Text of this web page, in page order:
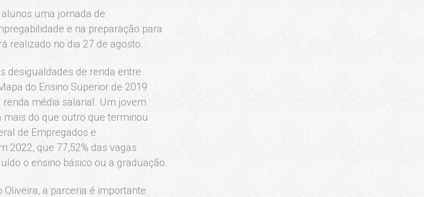
uma jornada de
e na preparação para
realizado no dia 27 de agosto.
desigualdades de renda entre
do Ensino Superior de 2019
média salarial. Um jovem
mais do que outro que terminou
de Empregados e
2022, que 77,52% das vagas
o ensino básico ou a graduação.
a parceria é importante